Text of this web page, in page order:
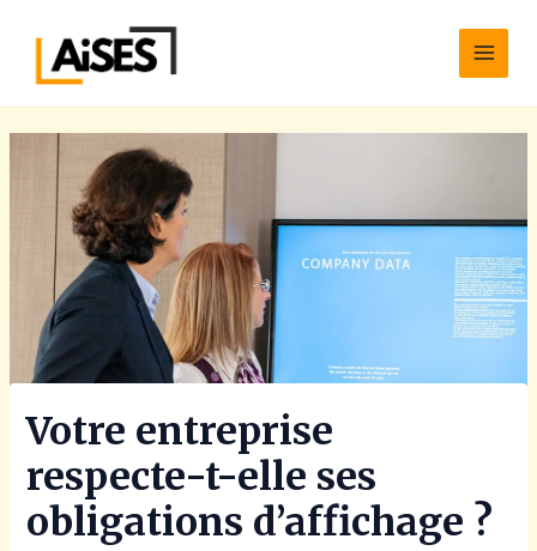
contenu
Main
Votre entreprise
respecte-t-elle ses
obligations d’affichage ?